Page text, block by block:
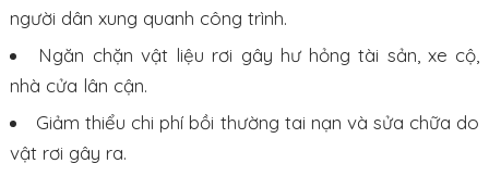
người dân xung quanh công trình.
Ngăn chặn vật liệu rơi gây hư hỏng tài sản, xe cộ,
nhà cửa lân cận.
Giảm thiểu chi phí bồi thường tai nạn và sửa chữa do
vật rơi gây ra.